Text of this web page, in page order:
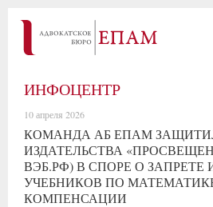
ИНФОЦЕНТР
10 апреля 2026
КОМАНДА АБ ЕПАМ
ИЗДАТЕЛЬСТВА
ВЭБ.РФ) В СПОРЕ О
УЧЕБНИКОВ ПО
КОМПЕНСАЦИИ